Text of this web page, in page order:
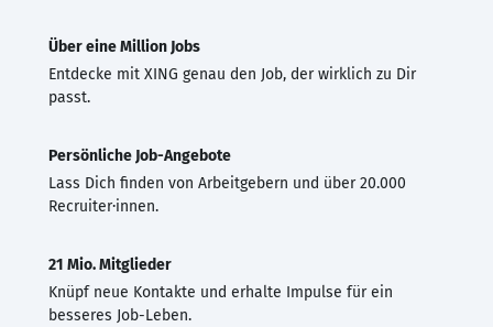
Über eine Million Jobs
Entdecke mit XING genau den Job, der wirklich zu Dir
passt.
Persönliche Job-Angebote
Lass Dich finden von Arbeitgebern und über 20.000
Recruiter·innen.
21 Mio. Mitglieder
Knüpf neue Kontakte und erhalte Impulse für ein
besseres Job-Leben.